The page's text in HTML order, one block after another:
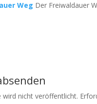
Weg Der Freiwaldauer
wird nicht veröffentlicht.